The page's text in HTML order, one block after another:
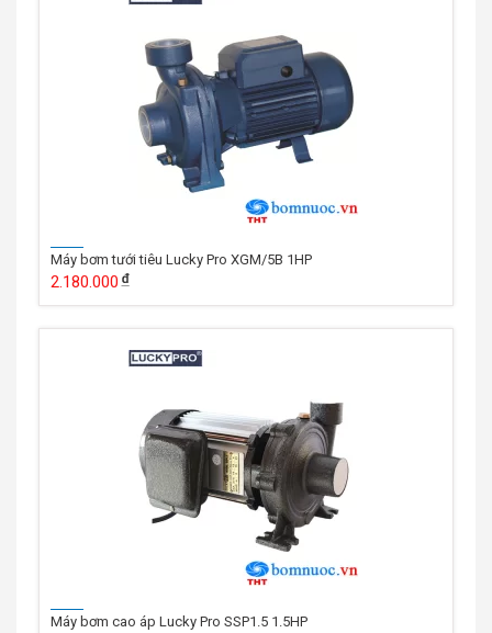
Máy bơm tưới tiêu Lucky Pro XGM/5B 1HP
2.180.000
Máy bơm cao áp Lucky Pro SSP1.5 1.5HP